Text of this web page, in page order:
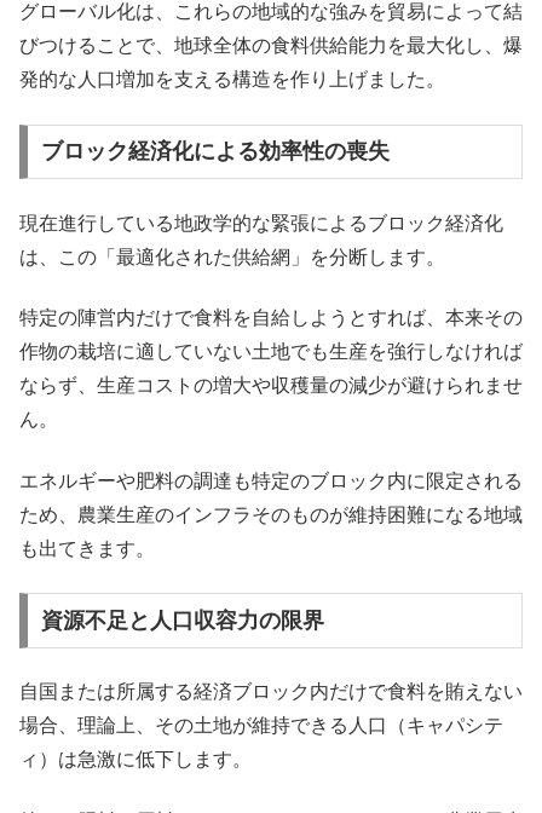
グローバル化は、これらの地域的な強みを貿易によって結
びつけることで、地球全体の食料供給能力を最大化し、爆
発的な人口増加を支える構造を作り上げました。
ブロック経済化による効率性の喪失
現在進行している地政学的な緊張によるブロック経済化
は、この「最適化された供給網」を分断します。
特定の陣営内だけで食料を自給しようとすれば、本来その
作物の栽培に適していない土地でも生産を強行しなければ
ならず、生産コストの増大や収穫量の減少が避けられませ
ん。
エネルギーや肥料の調達も特定のブロック内に限定される
ため、農業生産のインフラそのものが維持困難になる地域
も出てきます。
資源不足と人口収容力の限界
自国または所属する経済ブロック内だけで食料を賄えない
場合、理論上、その土地が維持できる人口（キャパシテ
ィ）は急激に低下します。